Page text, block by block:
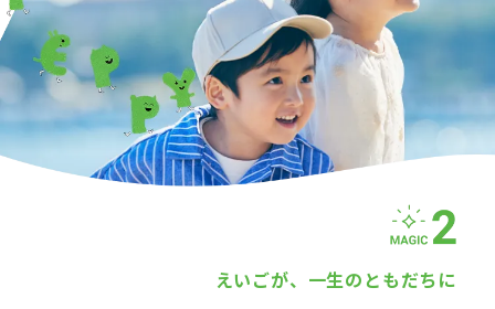
えいごが、 一生のともだちに